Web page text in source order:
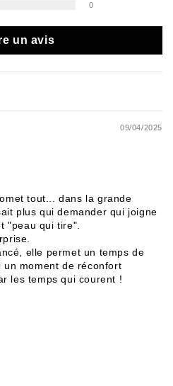
0
un avis
09/04/2025
tout... dans la grande
plus qui demander qui joigne
"peau qui tire".
elle permet un temps de
moment de réconfort
les temps qui courent !